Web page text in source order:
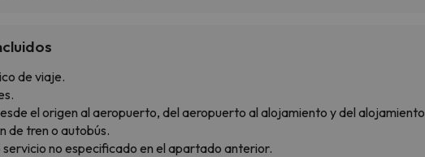
de viaje.
el origen al aeropuerto, del aeropuerto al alojamiento y del alojamiento
de tren o autobús.
servicio no especificado en el apartado anterior.